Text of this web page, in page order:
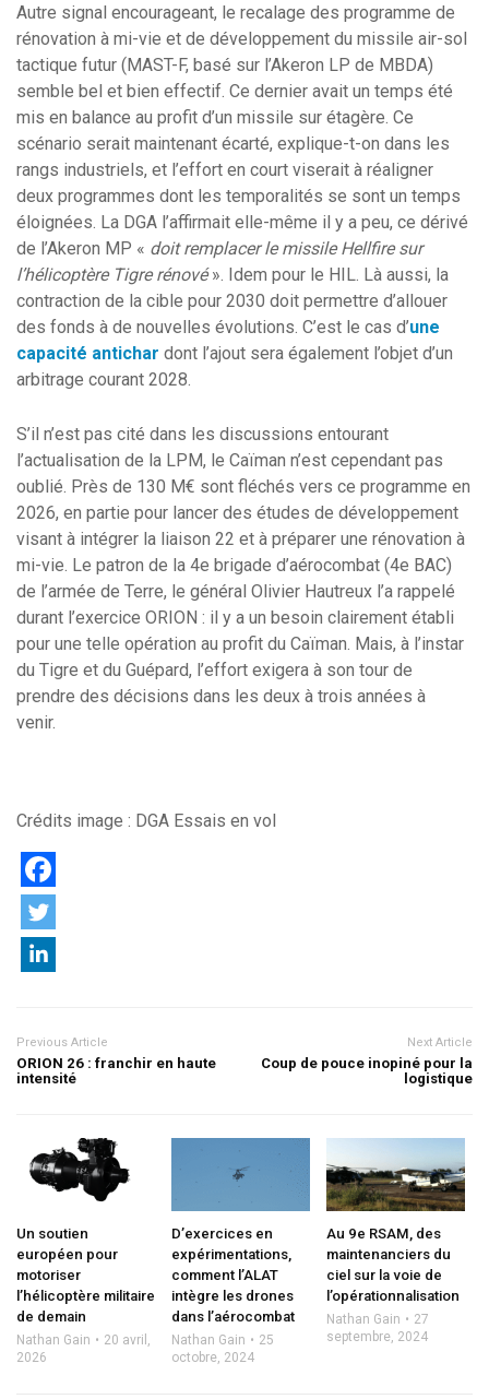
Autre signal encourageant, le recalage des programme de
rénovation à mi-vie et de développement du missile air-sol
tactique futur (MAST-F, basé sur l’Akeron LP de MBDA)
semble bel et bien effectif. Ce dernier avait un temps été
mis en balance au profit d’un missile sur étagère. Ce
scénario serait maintenant écarté, explique-t-on dans les
rangs industriels, et l’effort en court viserait à réaligner
deux programmes dont les temporalités se sont un temps
éloignées. La DGA l’affirmait elle-même il y a peu, ce dérivé
de l’Akeron MP « doit remplacer le missile Hellfire sur
l’hélicoptère Tigre rénové». Idem pour le HIL. Là aussi, la
contraction de la cible pour 2030 doit permettre d’allouer
des fonds à de nouvelles évolutions. C’est le cas d’une
capacité antichar dont l’ajout sera également l’objet d’un
arbitrage courant 2028.
S’il n’est pas cité dans les discussions entourant
l’actualisation de la LPM, le Caïman n’est cependant pas
oublié. Près de 130 M€ sont fléchés vers ce programme en
2026, en partie pour lancer des études de développement
visant à intégrer la liaison 22 et à préparer une rénovation à
mi-vie. Le patron de la 4e brigade d’aérocombat (4e BAC)
de l’armée de Terre, le général Olivier Hautreux l’a rappelé
durant l’exercice ORION : il y a un besoin clairement établi
pour une telle opération au profit du Caïman. Mais, à l’instar
du Tigre et du Guépard, l’effort exigera à son tour de
prendre des décisions dans les deux à trois années à
venir.
Crédits image : DGA Essais en vol
Previous Article
ORION 26 : franchir en haute
intensité
Next Article
Coup de pouce inopiné pour la
logistique
Un soutien
européen pour
motoriser
l’hélicoptère militaire
de demain
Nathan Gain
20 avril,
2026
D’exercices en
expérimentations,
comment l’ALAT
intègre les drones
dans l’aérocombat
Nathan Gain
25
octobre, 2024
Au 9e RSAM, des
maintenanciers du
ciel sur la voie de
l’opérationnalisation
Nathan Gain
27
septembre, 2024